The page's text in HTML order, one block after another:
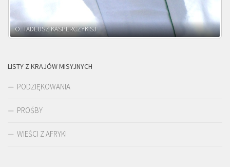
O. ADNRZEJ LEŚNIARA SJ
LISTY Z KRAJÓW MISYJNYCH
PODZIĘKOWANIA
PROŚBY
WIEŚCI Z AFRYKI